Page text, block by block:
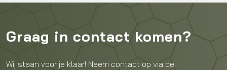
Graag in contact komen?
Wij staan voor je klaar! Neem contact op via de